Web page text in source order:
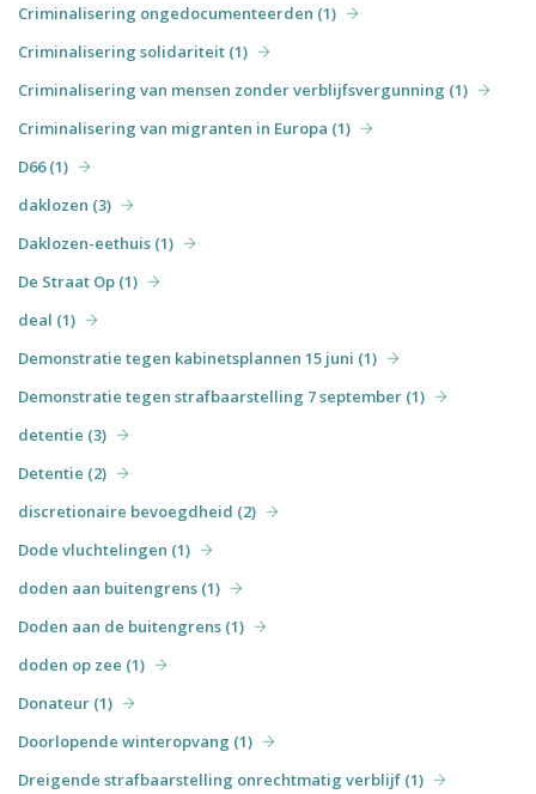
Criminalisering ongedocumenteerden (1)
Criminalisering solidariteit (1)
Criminalisering van mensen zonder verblijfsvergunning (1)
Criminalisering van migranten in Europa (1)
D66 (1)
daklozen (3)
Daklozen-eethuis (1)
De Straat Op (1)
deal (1)
Demonstratie tegen kabinetsplannen 15 juni (1)
Demonstratie tegen strafbaarstelling 7 september (1)
detentie (3)
Detentie (2)
discretionaire bevoegdheid (2)
Dode vluchtelingen (1)
doden aan buitengrens (1)
Doden aan de buitengrens (1)
doden op zee (1)
Donateur (1)
Doorlopende winteropvang (1)
Dreigende strafbaarstelling onrechtmatig verblijf (1)